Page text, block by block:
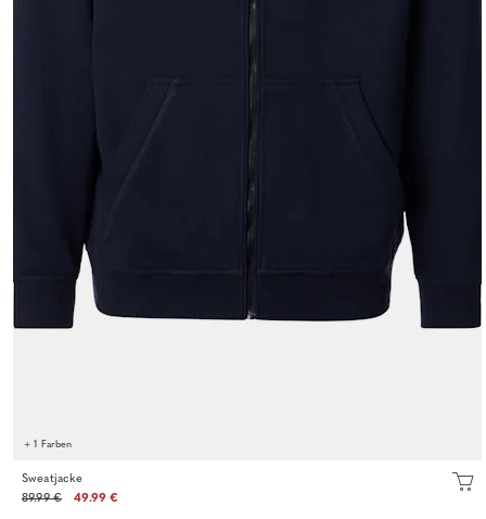
+ 1 Farben
Sweatjacke
89.99 €
49.99 €